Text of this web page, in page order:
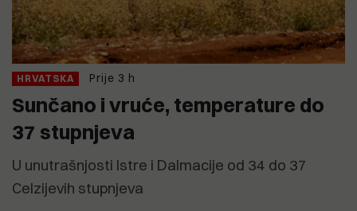
HRVATSKA Prije 3 h
Sunčano i vruće, temperature do
37 stupnjeva
U unutrašnjosti Istre i Dalmacije od 34 do 37
Celzijevih stupnjeva